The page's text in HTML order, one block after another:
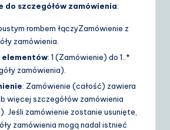
do szczegółów zamówienia:
rombem łączyZamówienie z
zamówienia
elementów: 1 (Zamówienie) do 1..*
zamówienia).
: Zamówienie (całość) zawiera
więcej szczegółów zamówienia
Jeśli zamówienie zostanie usunięte,
zamówienia mogą nadal istnieć